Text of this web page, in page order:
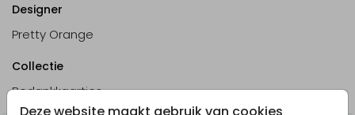
Deze website maakt gebruik van cookies
Designer
Pretty Orange
Collectie
Bedankkaartjes